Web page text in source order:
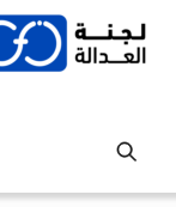
Skip